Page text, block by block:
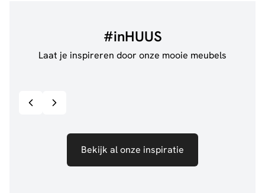
#inHUUS
Laat je inspireren door onze mooie meubels
Bekijk al onze inspiratie